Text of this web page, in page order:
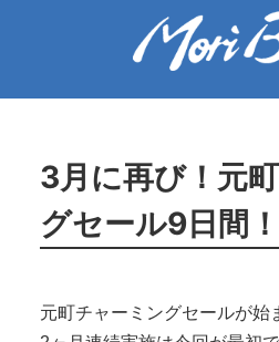
3月に再び！元
グセール9日間！
元町チャーミングセールが始